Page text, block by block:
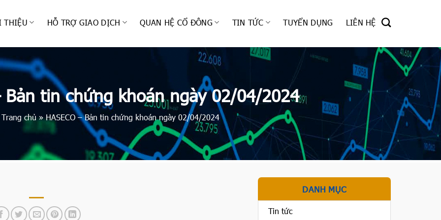
THIỆU HỖ TRỢ GIAO DỊCH QUAN HỆ CỔ ĐÔNG TIN TỨC TUYỂN DỤNG LIÊN HỆ
Bản tin chứng khoán ngày 02/04/2024
Trang chủ»HASECO – Bản tin chứng khoán ngày 02/04/2024
DANH MỤC
Tin tức